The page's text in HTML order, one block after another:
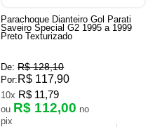
Parachoque Dianteiro Gol Parati
Saveiro Special G2 1995 a 1999
Preto Texturizado
De: R$ 128,10
Por: R$ 117,90
10x R$ 11,79
ou R$ 112,00 no
pix